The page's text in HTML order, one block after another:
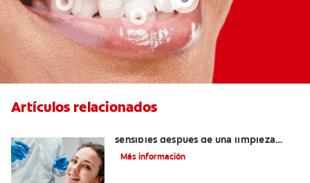
Artículos relacionados
sensibles después de una limpieza
dental?
Más información